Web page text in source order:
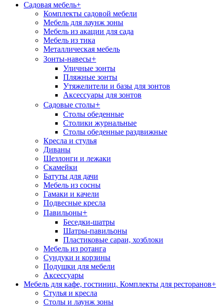
Садовая мебель+
Комплекты садовой мебели
Мебель для лаунж зоны
Мебель из акации для сада
Мебель из тика
Металлическая мебель
Зонты-навесы+
Уличные зонты
Пляжные зонты
Утяжелители и базы для зонтов
Аксессуары для зонтов
Садовые столы+
Столы обеденные
Столики журнальные
Столы обеденные раздвижные
Кресла и стулья
Диваны
Шезлонги и лежаки
Скамейки
Батуты для дачи
Мебель из сосны
Гамаки и качели
Подвесные кресла
Павильоны+
Беседки-шатры
Шатры-павильоны
Пластиковые сараи, хозблоки
Мебель из ротанга
Сундуки и корзины
Подушки для мебели
Аксессуары
Мебель для кафе, гостиниц. Комплекты для ресторанов+
Стулья и кресла
Столы и лаунж зоны